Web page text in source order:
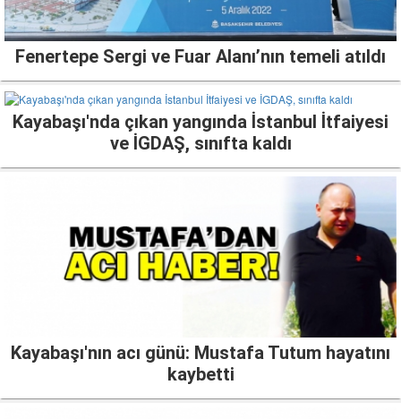
Fenertepe Sergi ve Fuar Alanı’nın temeli atıldı
Kayabaşı'nda çıkan yangında İstanbul İtfaiyesi
ve İGDAŞ, sınıfta kaldı
Kayabaşı'nın acı günü: Mustafa Tutum hayatını
kaybetti